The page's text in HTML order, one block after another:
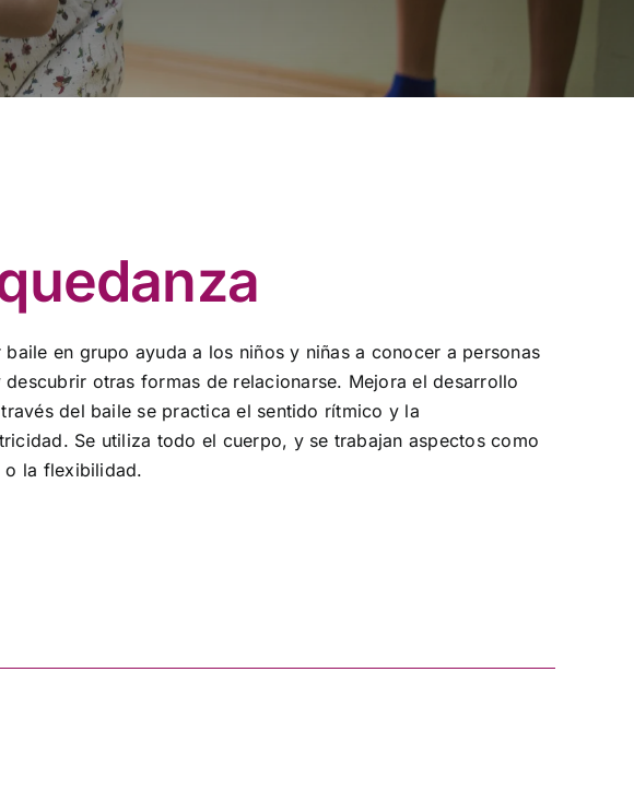
baile en grupo ayuda a los niños y niñas a conocer a personas
descubrir otras formas de relacionarse. Mejora el desarrollo
del baile se practica el sentido rítmico y la
Se utiliza todo el cuerpo, y se trabajan aspectos como
o la flexibilidad.